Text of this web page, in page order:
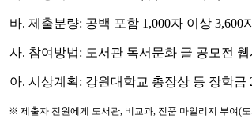
바. 제출분량: 공백 포함 1,000자 이상 3,600
사. 참여방법: 도서관 독서문화 글 공모전
아. 시상계획: 강원대학교 총장상 등 장학금
※ 제출자 전원에게 도서관, 비교과, 진품 마일리지 부여(